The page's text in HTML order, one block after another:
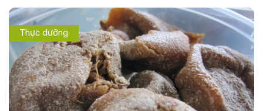
Thực dưỡng